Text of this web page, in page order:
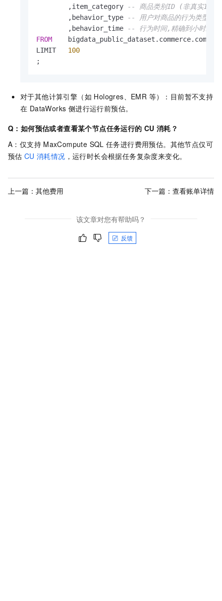
        ,item_category
-- 商品类别ID (非真实ID),
        ,behavior_type
-- 用户对商品的行为类型,
        ,behavior_time
-- 行为时间,精确到小时级别
FROM
LIMIT 100
;
对于其他计算引擎（如 Hologres、EMR 等）：目前暂不支持
在 DataWorks 侧进行运行前预估。
Q：如何预估或者查看某个节点任务运行的 CU 消耗？
A：仅支持 MaxCompute SQL 任务进行费用预估。其他节点仅可
预估 CU 消耗情况 ，运行时长会根据任务复杂度来变化。
上一篇： 其他费用 下一篇： 查看账单详情
该文章对您有帮助吗？
反馈